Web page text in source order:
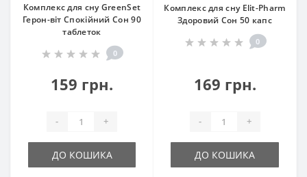
Комплекс для сну GreenSet
Герон-віт Спокійний Сон 90
таблеток
0
159 грн.
- +
ДО КОШИКА
Комплекс для сну Elit-Pharm
Здоровий Сон 50 капс
0
169 грн.
- +
ДО КОШИКА